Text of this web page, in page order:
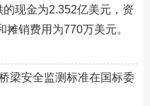
现金为2.352亿美元，资
销费用为770万美元。
梁安全监测标准在国标委